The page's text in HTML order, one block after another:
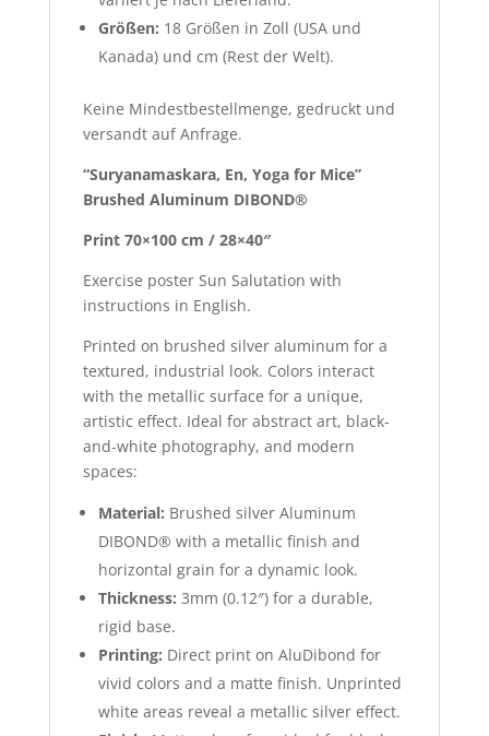
Größen: 18 Größen in Zoll (USA und
Kanada) und cm (Rest der Welt).
Keine Mindestbestellmenge, gedruckt und
versandt auf Anfrage.
“Suryanamaskara, En, Yoga for Mice”
Brushed Aluminum DIBOND®
Print 70×100 cm / 28×40″
Exercise poster Sun Salutation with
instructions in English.
Printed on brushed silver aluminum for a
textured, industrial look. Colors interact
with the metallic surface for a unique,
artistic effect. Ideal for abstract art, black-
and-white photography, and modern
spaces:
Material: Brushed silver Aluminum
DIBOND® with a metallic finish and
horizontal grain for a dynamic look.
Thickness: 3mm (0.12″) for a durable,
rigid base.
Printing: Direct print on AluDibond for
vivid colors and a matte finish. Unprinted
white areas reveal a metallic silver effect.